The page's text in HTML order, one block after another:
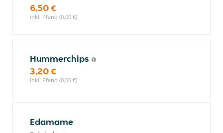
6,50 €
inkl. Pfand (0,00 €)
Hummerchips
3,20 €
inkl. Pfand (0,00 €)
Edamame